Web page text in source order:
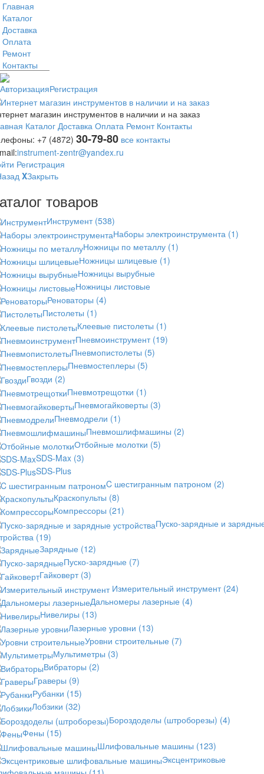
Главная
Каталог
Доставка
Оплата
Ремонт
Контакты
АвторизацияРегистрация
магазин инструментов в наличии и на заказ
Каталог Доставка Оплата Ремонт Контакты
+7 (4872) 30-79-80 все контакты
instrument-zentr@yandex.ru
Регистрация
XЗакрыть
товаров
Инструмент (538)
Наборы электроинструмента (1)
Ножницы по металлу (1)
Ножницы шлицевые (1)
Ножницы вырубные
Ножницы листовые
Реноваторы (4)
Пистолеты (1)
Клеевые пистолеты (1)
Пневмоинструмент (19)
Пневмопистолеты (5)
Пневмостеплеры (5)
Гвозди (2)
Пневмотрещотки (1)
Пневмогайковерты (3)
Пневмодрели (1)
Пневмошлифмашины (2)
Отбойные молотки (5)
SDS-Max (3)
SDS-Plus
C шестигранным патроном (2)
Краскопульты (8)
Компрессоры (21)
Пуско-зарядные и
(19)
Зарядные (12)
Пуско-зарядные (7)
Гайковерт (3)
Измерительный инструмент (24)
Дальномеры лазерные (4)
Нивелиры (13)
Лазерные уровни (13)
Уровни строительные (7)
Мультиметры (3)
Вибраторы (2)
Граверы (9)
Рубанки (15)
Лобзики (32)
Бороздоделы (штроборезы) (4)
Фены (15)
Шлифовальные машины (123)
Эксцентриковые